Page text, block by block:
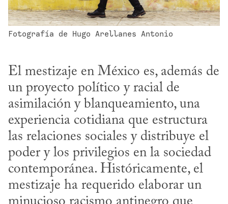
Fotografía de Hugo Arellanes Antonio
El mestizaje en México es, además de
un proyecto político y racial de
asimilación y blanqueamiento, una
experiencia cotidiana que estructura
las relaciones sociales y distribuye el
poder y los privilegios en la sociedad
contemporánea. Históricamente, el
mestizaje ha requerido elaborar un